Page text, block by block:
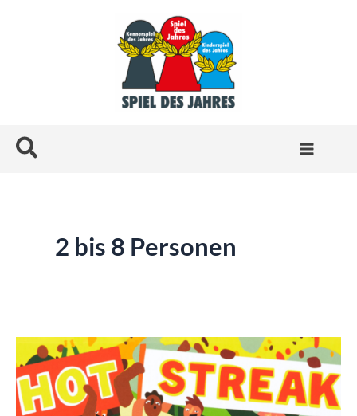
Suchen
2 bis 8 Personen